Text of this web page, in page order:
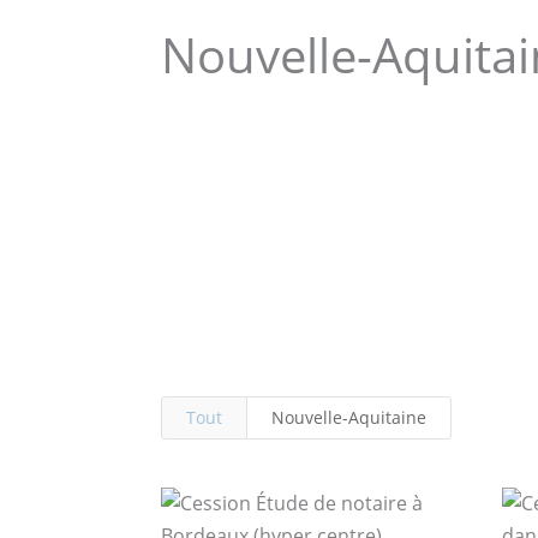
Nouvelle-
Tout Nouvelle-Aquitaine